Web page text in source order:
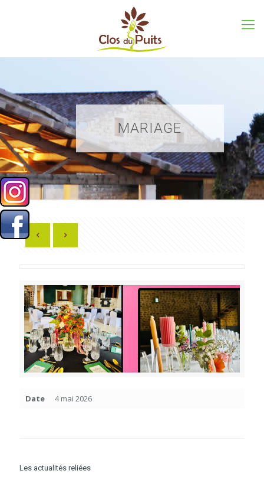
MARIAGE
Date 4 mai 2026
Les actualités reliées